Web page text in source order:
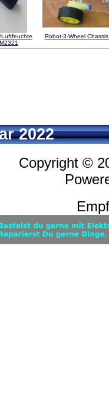
Luftfeuchte
Robot-3-Wheel
2022
Copyright ©